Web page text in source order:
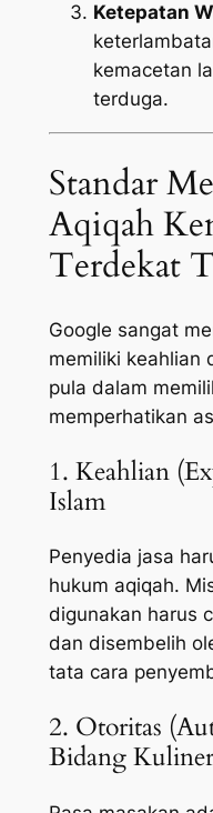
Ketepatan
kemacetan
terduga.
Standar
Aqiqah
Terdekat
Google sangat
memiliki keahlian
pula dalam
memperhatikan
1. Keahlian
Islam
Penyedia jasa
hukum aqiqah.
digunakan harus
dan disembelih
tata cara
2. Otoritas
Bidang Kuliner